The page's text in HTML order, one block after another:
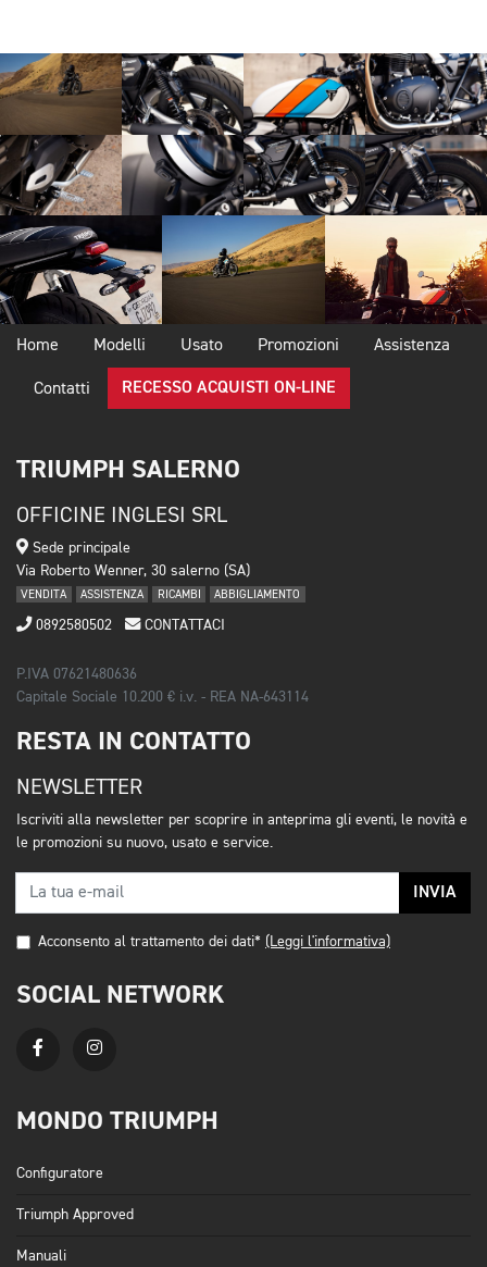
Home Modelli Usato Promozioni Assistenza
Contatti RECESSO ACQUISTI ON-LINE
TRIUMPH SALERNO
OFFICINE INGLESI SRL
Sede principale
Via Roberto Wenner, 30 salerno (SA)
VENDITA ASSISTENZA RICAMBI ABBIGLIAMENTO
0892580502 CONTATTACI
P.IVA 07621480636
Capitale Sociale 10.200 € i.v. - REA NA-643114
RESTA IN CONTATTO
NEWSLETTER
Iscriviti alla newsletter per scoprire in anteprima gli eventi, le novità e
le promozioni su nuovo, usato e service.
INVIA
Acconsento al trattamento dei dati* (Leggi l'informativa)
SOCIAL NETWORK
MONDO TRIUMPH
Configuratore
Triumph Approved
Manuali